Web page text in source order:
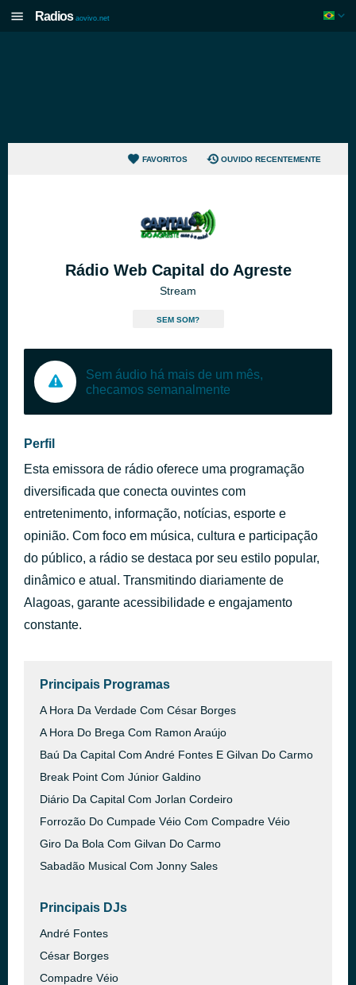
Radios aovivo.net
FAVORITOS OUVIDO RECENTEMENTE
Rádio Web Capital do Agreste
Stream
SEM SOM?
Sem áudio há mais de um mês,
checamos semanalmente
Perfil
Esta emissora de rádio oferece uma programação
diversificada que conecta ouvintes com
entretenimento, informação, notícias, esporte e
opinião. Com foco em música, cultura e participação
do público, a rádio se destaca por seu estilo popular,
dinâmico e atual. Transmitindo diariamente de
Alagoas, garante acessibilidade e engajamento
constante.
Principais Programas
A Hora Da Verdade Com César Borges
A Hora Do Brega Com Ramon Araújo
Baú Da Capital Com André Fontes E Gilvan Do Carmo
Break Point Com Júnior Galdino
Diário Da Capital Com Jorlan Cordeiro
Forrozão Do Cumpade Véio Com Compadre Véio
Giro Da Bola Com Gilvan Do Carmo
Sabadão Musical Com Jonny Sales
Principais DJs
André Fontes
César Borges
Compadre Véio